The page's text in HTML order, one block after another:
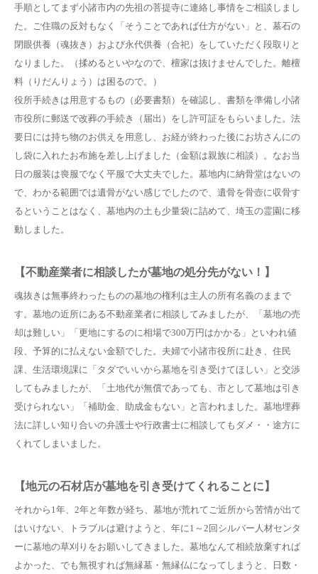
手順としてまず小諸市内の先祖の菩提寺に連絡し事情をご相談しまし
た。ご住職の反対もなく「そうことであれば仕方がない」と、墓石の
閉眼供養（魂抜き）および永代供養（合祀）をしていただく段取りと
なりました。（揉めるといやなので、檀家は抜けませんでした。離檀
料（りだんりょう）は困るので。）
役所手続きは用意するもの（必要書類）を確認し、書類を準備し小諸
市役所に郵送で改葬の手続き（届出）をし許可証をもらいました。法
要日には持ち物のお供えを用意し、お経が終わった後にお坊さんにの
し袋に入れたお布施を差し上げました（金額は親族に相談）。なお当
日の服装は喪服でなく平服で大丈夫でした。墓地内に納骨堂はないの
で、わかる範囲では遺骨がない感じでしたので、遺骨を骨壺に収骨す
るということはなく、墓地内の土も少量袋に詰めて、埼玉の霊園に移
動しました。
【不動産業者に相談したが墓地の処分先がない！】
魂抜きは無事終わったものの墓地の権利は主人の所有名義のままで
す。墓地の近所にある不動産業者に相談してみましたが、「墓地の売
却は難しい」「更地にするのに相場で300万円はかかる」といわれ値
段、予算的に払えない金額でした。夫婦で小諸市役所に赴き、住民
課、生活環境課に「タダでいいから墓地を引き受けてほしい」と交渉
してもみましたが、「土地代が無償であっても、市として墓地は引き
受けられない」「補助金、助成金もない」と言われました。墓地埋葬
法に詳しい知り合いの弁護士や行政書士に相談してもダメ・・途方に
くれてしまいました。
【地元の石材店が墓地を引き受けてくれることに】
それから1年、2年と年数が経ち、墓地が荒れてご近所から苦情が出て
はいけない、トラブルは避けようと、年に1～2回シルバー人材センタ
ーに墓地の草刈りをお願いしてきました。墓地なんて相続放棄すれば
よかった、でも無視すれば無縁墓・無縁仏になってしまうと、日数・